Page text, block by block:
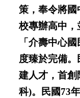
策，奉令將
校專辦高中，
「介壽中心
度臻於完備
建人才，首創
科)。民國73